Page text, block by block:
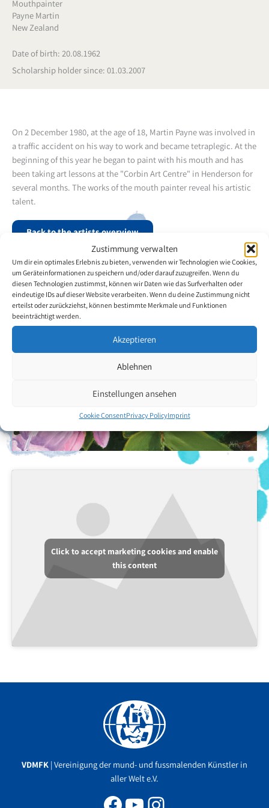
Zustimmung verwalten
Um dir ein optimales Erlebnis zu bieten, verwenden wir Technologien wie Cookies,
um Geräteinformationen zu speichern und/oder darauf zuzugreifen. Wenn du
diesen Technologien zustimmst, können wir Daten wie das Surfverhalten oder
eindeutige IDs auf dieser Website verarbeiten. Wenn du deine Zustimmung nicht
erteilst oder zurückziehst, können bestimmte Merkmale und Funktionen
beeinträchtigt werden.
Akzeptieren
Ablehnen
Einstellungen ansehen
Cookie ConsentPrivacy PolicyImprint
Mouthpainter
Payne Martin
New Zealand
Date of birth: 20.08.1962
Scholarship holder since: 01.03.2007
On 2 December 1980, at the age of 18, Martin Payne was involved in
a traffic accident on his way to work and became tetraplegic. At the
beginning of this year he began to paint with his mouth and has
been taking art lessons at the "Corbin Art Centre" in Henderson for
several months. The works of the mouth painter reveal his artistic
talent.
Back to the artists overview
Click to accept marketing cookies and enable
this content
VDMFK | Vereinigung der mund- und fussmalenden Künstler in
aller Welt e.V.
Facebook
YouTube
Instagram